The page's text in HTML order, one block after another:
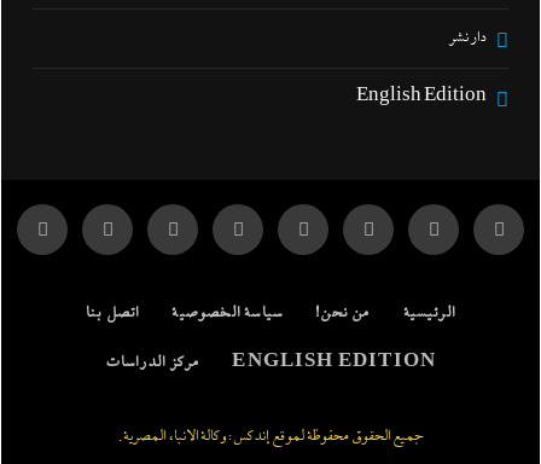
دار نشر
English Edition
الرئيسية من نحن! سياسة الخصوصية اتصل بنا
ENGLISH EDITION مركز الدراسات
جميع الحقوق محفوظة لموقع إندكس: وكالة الانباء المصرية.